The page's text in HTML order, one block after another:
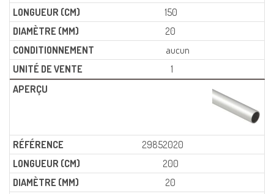
150
20
aucun
1
29852020
200
20